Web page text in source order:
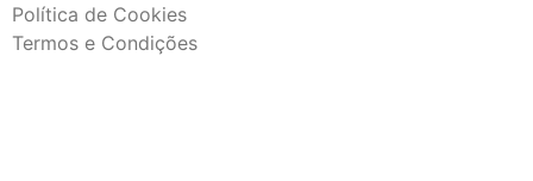
Política de Cookies
Termos e Condições